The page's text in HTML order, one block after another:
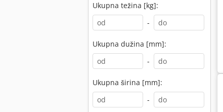
Ukupna težina [kg]:
-
Ukupna dužina [mm]:
-
Ukupna širina [mm]:
-